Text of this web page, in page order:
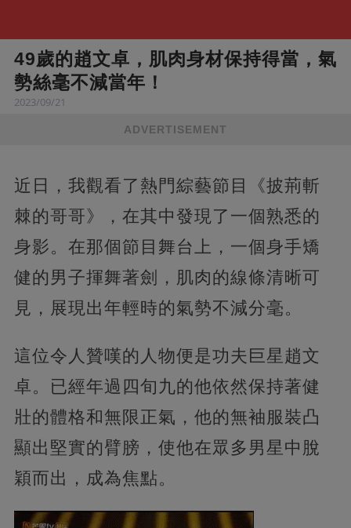
49歲的趙文卓，肌肉身材保持得當，氣
勢絲毫不減當年！
2023/09/21
ADVERTISEMENT
近日，我觀看了熱門綜藝節目《披荊斬
棘的哥哥》，在其中發現了一個熟悉的
身影。在那個節目舞台上，一個身手矯
健的男子揮舞著劍，肌肉的線條清晰可
見，展現出年輕時的氣勢不減分毫。
這位令人贊嘆的人物便是功夫巨星趙文
卓。已經年過四旬九的他依然保持著健
壯的體格和無限正氣，他的無袖服裝凸
顯出堅實的臂膀，使他在眾多男星中脫
穎而出，成為焦點。